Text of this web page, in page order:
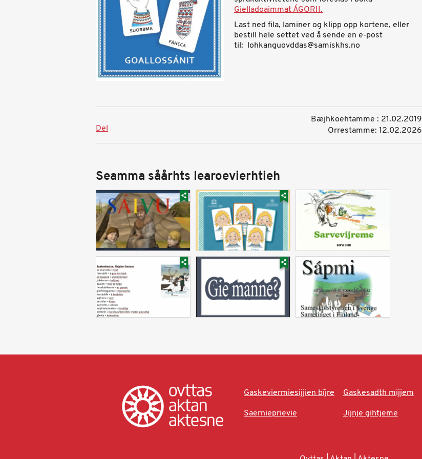
Gielladoaimmat ÁGORII.
Last ned fila, laminer og klipp opp kortene, eller
bestill hele settet ved å sende en e-post
til: lohkanguovddas@samiskhs.no
Del
Bæjhkoehtamme : 21.02.2019
Orrestamme: 12.02.2026
Seamma såårhts learoevierhtieh
Gaskeviermiesijjien bïjre Gaskesadth mijjem
Saernieprievie
Jïjnje gihtjeme